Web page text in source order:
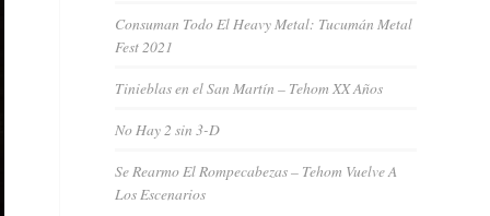
Consuman Todo El Heavy Metal: Tucumán Metal
Fest 2021
Tinieblas en el San Martín – Tehom XX Años
No Hay 2 sin 3-D
Se Rearmo El Rompecabezas – Tehom Vuelve A
Los Escenarios